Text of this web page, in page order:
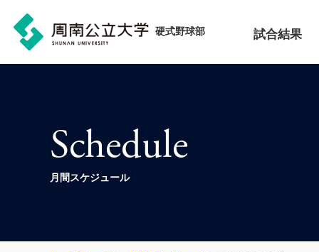
硬式野球部 試合結果
Schedule
月間スケジュール